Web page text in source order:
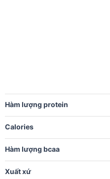
Hàm lượng protein
Calories
Hàm lượng bcaa
Xuất xứ